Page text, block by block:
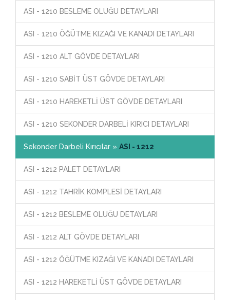
ASI - 1210 BESLEME OLUĞU DETAYLARI
ASI - 1210 ÖĞÜTME KIZAĞI VE KANADI DETAYLARI
ASI - 1210 ALT GÖVDE DETAYLARI
ASI - 1210 SABİT ÜST GÖVDE DETAYLARI
ASI - 1210 HAREKETLİ ÜST GÖVDE DETAYLARI
ASI - 1210 SEKONDER DARBELİ KIRICI DETAYLARI
Sekonder Darbeli Kırıcılar » ASI - 1212
ASI - 1212 PALET DETAYLARI
ASI - 1212 TAHRİK KOMPLESİ DETAYLARI
ASI - 1212 BESLEME OLUĞU DETAYLARI
ASI - 1212 ALT GÖVDE DETAYLARI
ASI - 1212 ÖĞÜTME KIZAĞI VE KANADI DETAYLARI
ASI - 1212 HAREKETLİ ÜST GÖVDE DETAYLARI